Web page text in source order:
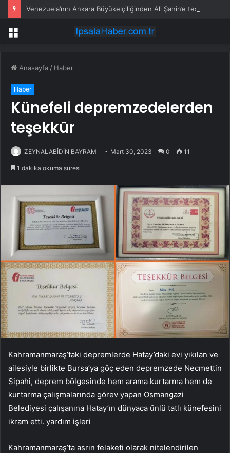
Menü
Anasayfa / Haber
Haber
Künefeli depremzedelerden
teşekkür
ZEYNALABİDİN BAYRAM Mart 30, 2023 0 11
1 dakika okuma süresi
Kahramanmaraş’taki depremlerde Hatay’daki evi yıkılan ve
ailesiyle birlikte Bursa’ya göç eden depremzede Necmettin
Sipahi, deprem bölgesinde hem arama kurtarma hem de
kurtarma çalışmalarında görev yapan Osmangazi
Belediyesi çalışanına Hatay’ın dünyaca ünlü tatlı künefesini
ikram etti. yardım işleri
Kahramanmaraş’ta asrın felaketi olarak nitelendirilen